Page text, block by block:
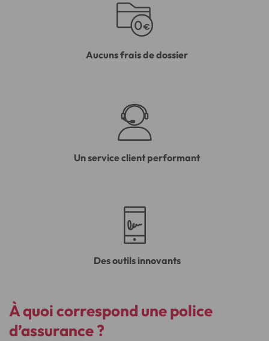
Aucuns frais de dossier
Un service client performant
Des outils innovants
À quoi correspond une police
d’assurance ?